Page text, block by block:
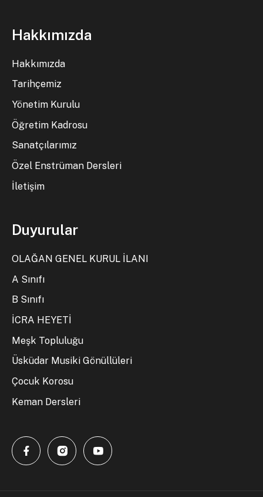
Hakkımızda
Hakkımızda
Tarihçemiz
Yönetim Kurulu
Öğretim Kadrosu
Sanatçılarımız
Özel Enstrüman Dersleri
İletişim
Duyurular
OLAĞAN GENEL KURUL İLANI
A Sınıfı
B Sınıfı
İCRA HEYETİ
Meşk Topluluğu
Üsküdar Musiki Gönüllüleri
Çocuk Korosu
Keman Dersleri